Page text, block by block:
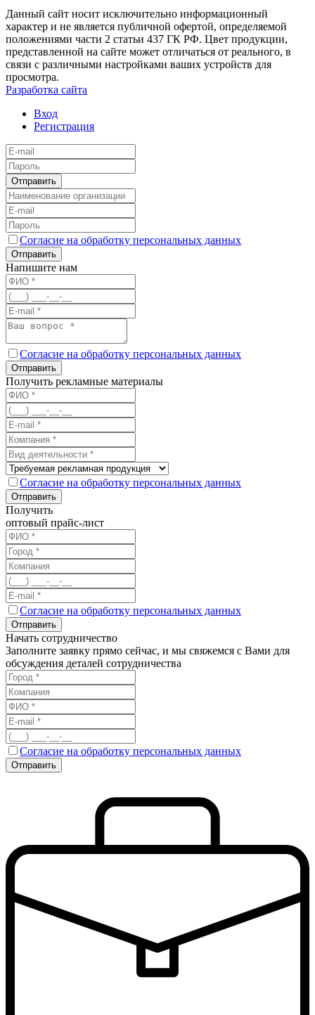
Данный сайт носит исключительно информационный
характер и не является публичной офертой, определяемой
положениями части 2 статьи 437 ГК РФ. Цвет продукции,
представленной на сайте может отличаться от реального, в
связи с различными настройками ваших устройств для
просмотра.
Разработка сайта
Вход
Регистрация
Отправить
Согласие на обработку персональных данных
Отправить
Напишите нам
Согласие на обработку персональных данных
Отправить
Получить рекламные материалы
Согласие на обработку персональных данных
Отправить
Получить
оптовый прайс-лист
Согласие на обработку персональных данных
Отправить
Начать сотрудничество
Заполните заявку прямо сейчас, и мы свяжемся с Вами для
обсуждения деталей сотрудничества
Согласие на обработку персональных данных
Отправить